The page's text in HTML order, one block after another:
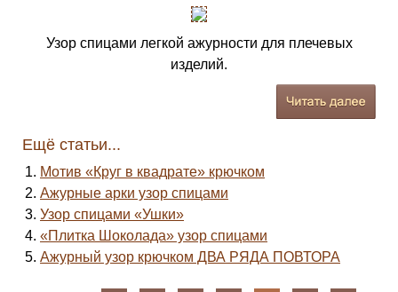
Узор спицами легкой ажурности для плечевых
изделий.
Ещё статьи...
Мотив «Круг в квадрате» крючком
Ажурные арки узор спицами
Узор спицами «Ушки»
«Плитка Шоколада» узор спицами
Ажурный узор крючком ДВА РЯДА ПОВТОРА